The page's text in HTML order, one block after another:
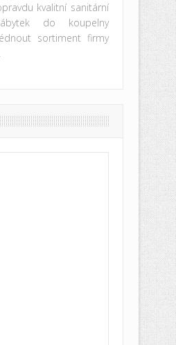
kvalitní sanitární
do koupelny
sortiment firmy